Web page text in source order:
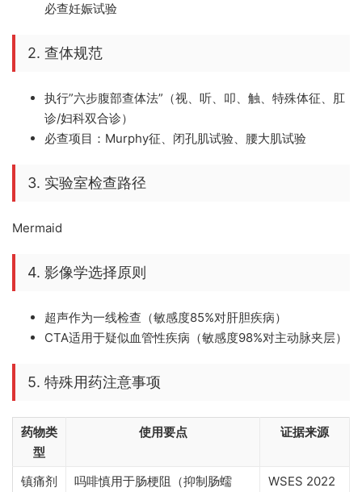
必查妊娠试验
2. 查体规范
执行”六步腹部查体法”（视、听、叩、触、特殊体征、肛
诊/妇科双合诊）
必查项目：Murphy征、闭孔肌试验、腰大肌试验
3. 实验室检查路径
Mermaid
4. 影像学选择原则
超声作为一线检查（敏感度85%对肝胆疾病）
CTA适用于疑似血管性疾病（敏感度98%对主动脉夹层）
5. 特殊用药注意事项
药物类
型
使用要点 证据来源
镇痛剂
吗啡慎用于肠梗阻（抑制肠蠕
WSES 2022